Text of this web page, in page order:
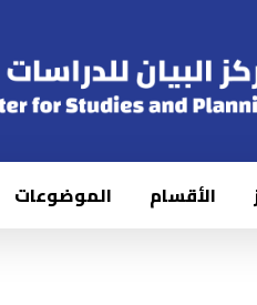
الأقسام الموضوعات